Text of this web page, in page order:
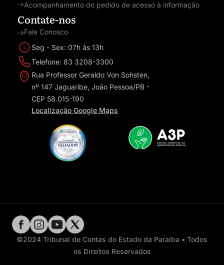
Acompanhamento do pedido de acesso à informação
Contate-nos
Fale Conosco
Seg - Sex: 07h às 13h
Telefone: 83 3208-3300
Rua Professor Geraldo Von Sohsten,
nº 147 Jaguaribe, João Pessoa/PB -
CEP 58.015-190
Localização Google Maps
©2024 Tribunal de Contas do Estado da Paraíba • Todos
os Direitos Reservados